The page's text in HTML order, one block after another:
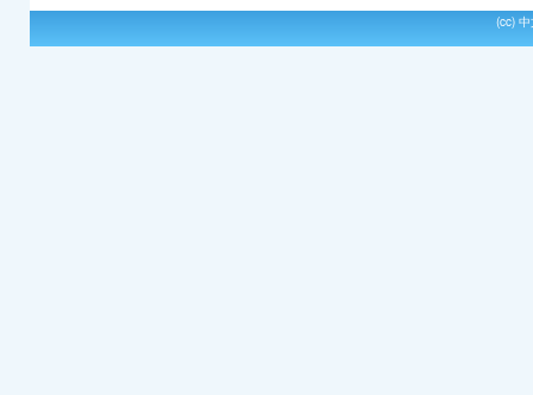
(cc)中